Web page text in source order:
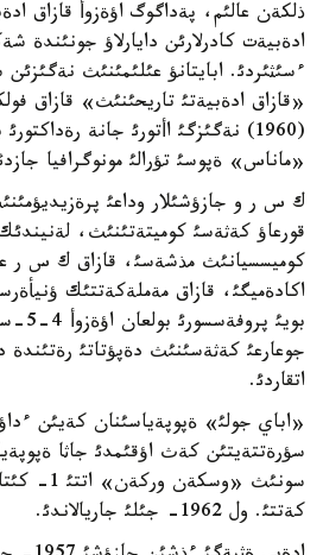
ذلكةن عالئم، پةداگوگ اؤةزوأ قازاق
ادةبيةت كادرلارئن دايارلاؤ جونئندة
ءسئثئردئ. ابايتانؤ عئلئمئنئث
«قازاق ادةبيةتئ تاريحئنئث» قازاق
(1960) نةگئزگئ اأتورئ جانة
«ماناس» ةپوسئ تؤرالئ مونوگرافيا
ك س ر و جازؤشئلار وداعئ
قورعاؤ كةثةسئ كوميتةتئنئث،
كوميسسيانئث مذشةسئ، قازاق ك س ر
اكادةميگئ، قازاق مةملةكةتتئك
بويئ
جوعارعئ كةثةسئنئث دةپؤتاتئ
اتقاردئ.
«اباي جولئ» ةپوپةياسئنان كةيئن
سؤرةتتةيتئن كةث اؤقئمدئ جاثا
سونئث
كةتتئ. ول 1962- جئلئ جاريالاندئ.